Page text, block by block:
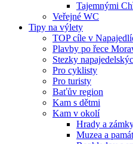
Tajemnými
Veřejné WC
Tipy na výlety
TOP cíle v
Plavby po řece
Stezky
Pro cyklisty
Pro turisty
Baťův region
Kam s dětmi
Kam v okolí
Hrady a
Muzea a